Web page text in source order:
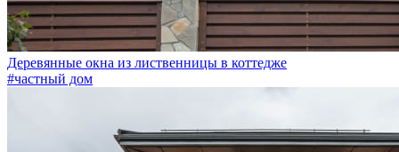
Деревянные окна из лиственницы в коттедже
#частный дом